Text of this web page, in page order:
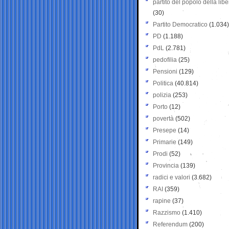
partito del popolo della
(30)
Partito Democratico (1.034)
PD (1.188)
PdL (2.781)
pedofilia (25)
Pensioni (129)
Politica (40.814)
polizia (253)
Porto (12)
povertà (502)
Presepe (14)
Primarie (149)
Prodi (52)
Provincia (139)
radici e valori (3.682)
RAI (359)
rapine (37)
Razzismo (1.410)
Referendum (200)